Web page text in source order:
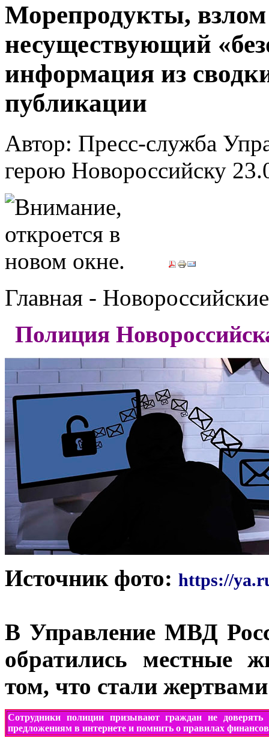
Морепродукты,
несуществующий
информация из
публикации
Автор: Пресс-служба
герою Новороссийску
Главная -
Полиция
Источник фото: https://
В Управление МВД
обратились местные
том, что стали
Сотрудники полиции призываютграждан не доверять
предложениям в интернете и помнить о правилах